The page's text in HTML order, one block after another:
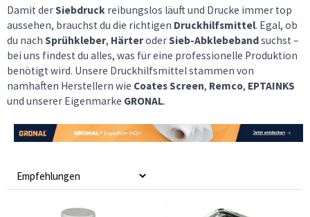
Damit derSiebdruck reibungslos läuft und Drucke immer top
aussehen, brauchst du die richtigen Druckhilfsmittel. Egal, ob
du nach Sprühkleber, HärteroderSieb-Abklebebandsuchst –
bei uns findest du alles, was für eine professionelle Produktion
benötigt wird. Unsere Druckhilfsmittel stammen von
namhaften Herstellern wie Coates Screen, Remco, EPTAINKS
und unserer Eigenmarke GRONAL.